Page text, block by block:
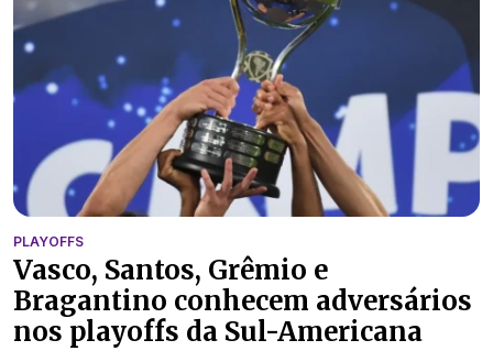
PLAYOFFS
Vasco, Santos, Grêmio e
Bragantino conhecem adversários
nos playoffs da Sul-Americana